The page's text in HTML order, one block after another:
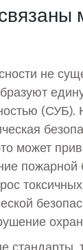
не
(СУБ).
может
пожарной
стандарты,